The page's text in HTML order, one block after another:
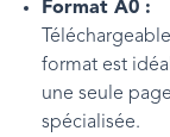
Format A0 :
format est
une seule
spécialisée.